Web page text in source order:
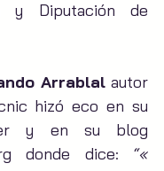
y Diputación de
Arrablal autor
hizó eco en su
y en su blog
donde dice: “«